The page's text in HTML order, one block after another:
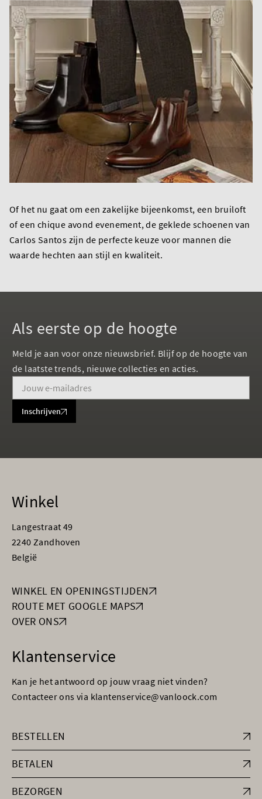
Of het nu gaat om een zakelijke bijeenkomst, een bruiloft
of een chique avond evenement, de geklede schoenen van
Carlos Santos zijn de perfecte keuze voor mannen die
waarde hechten aan stijl en kwaliteit.
Als eerste op de hoogte
Meld je aan voor onze nieuwsbrief. Blijf op de hoogte van
de laatste trends, nieuwe collecties en acties.
Inschrijven
Winkel
Langestraat 49
2240 Zandhoven
België
WINKEL EN OPENINGSTIJDEN
ROUTE MET GOOGLE MAPS
OVER ONS
Klantenservice
Kan je het antwoord op jouw vraag niet vinden?
Contacteer ons via klantenservice@vanloock.com
BESTELLEN
BETALEN
BEZORGEN